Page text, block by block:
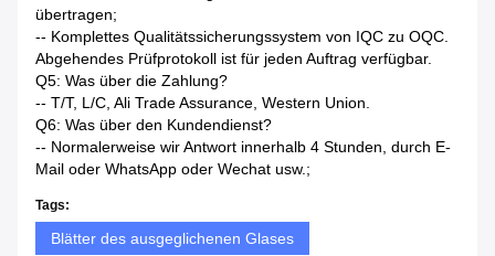
übertragen;
-- Komplettes Qualitätssicherungssystem von IQC zu OQC.
Abgehendes Prüfprotokoll ist für jeden Auftrag verfügbar.
Q5: Was über die Zahlung?
-- T/T, L/C, Ali Trade Assurance, Western Union.
Q6: Was über den Kundendienst?
-- Normalerweise wir Antwort innerhalb 4 Stunden, durch E-
Mail oder WhatsApp oder Wechat usw.;
Tags:
Blätter des ausgeglichenen Glases